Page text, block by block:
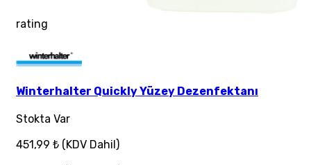
rating
Winterhalter Quickly Yüzey Dezenfektanı
Stokta Var
451,99 ₺ (KDV Dahil)